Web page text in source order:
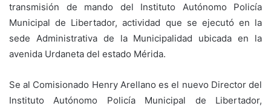
transmisión de mando del Instituto Autónomo Policía
Municipal de Libertador, actividad que se ejecutó en la
sede Administrativa de la Municipalidad ubicada en la
avenida Urdaneta del estado Mérida.
Se al Comisionado Henry Arellano es el nuevo Director del
Instituto Autónomo Policía Municipal de Libertador,